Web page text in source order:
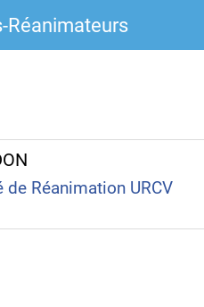
Réanimateurs
de Réanimation URCV